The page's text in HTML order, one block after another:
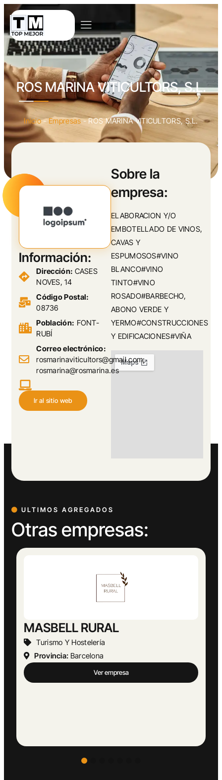
ROS MARINA VITICULTORS, S.L.
Inicio-Empresas-ROS MARINA VITICULTORS, S.L.
Sobre la
empresa:
ELABORACION Y/O
EMBOTELLADO DE VINOS,
CAVAS Y
ESPUMOSOS#VINO
BLANCO#VINO
TINTO#VINO
ROSADO#BARBECHO,
ABONO VERDE Y
YERMO#CONSTRUCCIONES
Y EDIFICACIONES#VIÑA
Información:
Dirección: CASES
NOVES, 14
Código Postal:
08736
Población: FONT-
RUBÍ
Correo electrónico:
rosmarinaviticultors@gmail.com;
rosmarina@rosmarina.es
Ir al sitio web
ULTIMOS AGREGADOS
Otras empresas: